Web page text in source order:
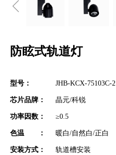
ꁆ
防眩式轨道灯
型号： JHB-KCX-75103C-2
芯片品牌： 晶元/科锐
功率因数： ≥0.5
色温 ： 暖白/自然白/正白
安装方式： 轨道槽安装